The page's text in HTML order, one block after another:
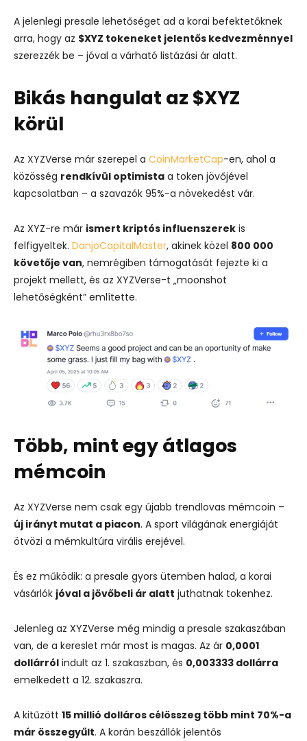
A jelenlegi presale lehetőséget ad a korai befektetőknek
arra, hogy az $XYZ tokeneket jelentős kedvezménnyel
szerezzék be – jóval a várható listázási ár alatt.
Bikás hangulat az $XYZ
körül
Az XYZVerse már szerepel a CoinMarketCap-en, ahol a
közösség rendkívül optimista a token jövőjével
kapcsolatban – a szavazók 95%-a növekedést vár.
Az XYZ-re már ismert kriptós influenszerek is
felfigyeltek. DanjoCapitalMaster, akinek közel 800 000
követője van, nemrégiben támogatását fejezte ki a
projekt mellett, és az XYZVerse-t „moonshot
lehetőségként” említette.
Több, mint egy átlagos
mémcoin
Az XYZVerse nem csak egy újabb trendlovas mémcoin –
új irányt mutat a piacon. A sport világának energiáját
ötvözi a mémkultúra virális erejével.
És ez működik: a presale gyors ütemben halad, a korai
vásárlók jóval a jövőbeli ár alatt juthatnak tokenhez.
Jelenleg az XYZVerse még mindig a presale szakaszában
van, de a kereslet már most is magas. Az ár 0,0001
dollárról indult az 1. szakaszban, és 0,003333 dollárra
emelkedett a 12. szakaszra.
A kitűzött 15 millió dolláros célösszeg több mint 70%-a
már összegyűlt. A korán beszállók jelentős